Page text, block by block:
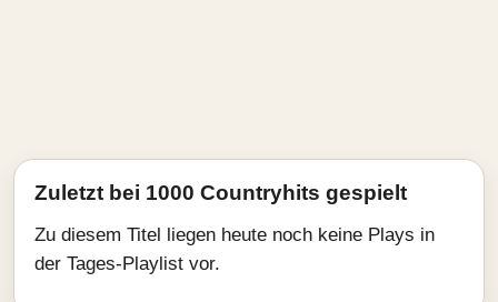
Zuletzt bei 1000 Countryhits gespielt
Zu diesem Titel liegen heute noch keine Plays in
der Tages-Playlist vor.